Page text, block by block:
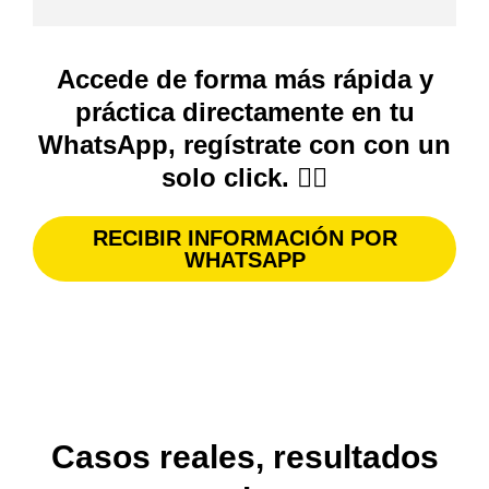
Accede de forma más rápida y
práctica directamente en tu
WhatsApp, regístrate con con un
solo click. 👇🏼
RECIBIR INFORMACIÓN POR
WHATSAPP
Casos reales, resultados